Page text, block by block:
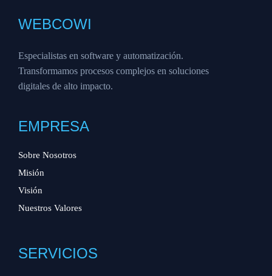
WEBCOWI
Especialistas en software y automatización.
Transformamos procesos complejos en soluciones
digitales de alto impacto.
EMPRESA
Sobre Nosotros
Misión
Visión
Nuestros Valores
SERVICIOS